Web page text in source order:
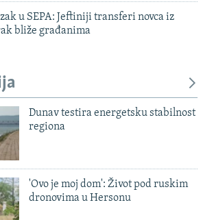
u SEPA: Jeftiniji transferi novca iz
bliže građanima
Dunav testira energetsku stabilnost
regiona
'Ovo je moj dom': Život pod ruskim
dronovima u Hersonu